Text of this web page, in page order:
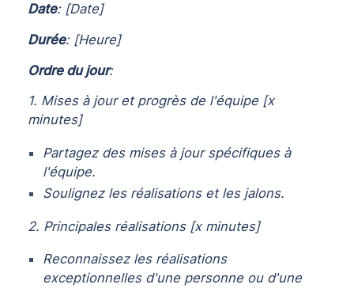
Date: [Date]
Durée: [Heure]
Ordre du jour:
1. Mises à jour et progrès de l'équipe [x
minutes]
Partagez des mises à jour spécifiques à
l'équipe.
Soulignez les réalisations et les jalons.
2. Principales réalisations [x minutes]
Reconnaissez les réalisations
exceptionnelles d'une personne ou d'une